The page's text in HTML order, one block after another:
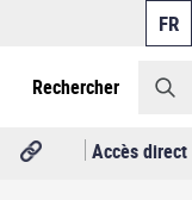
Rechercher
Accès direct